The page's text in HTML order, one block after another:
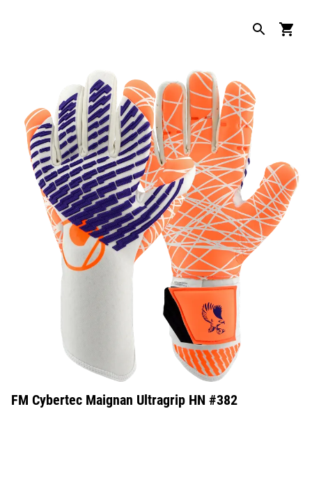
FM Cybertec Maignan Ultragrip HN #382